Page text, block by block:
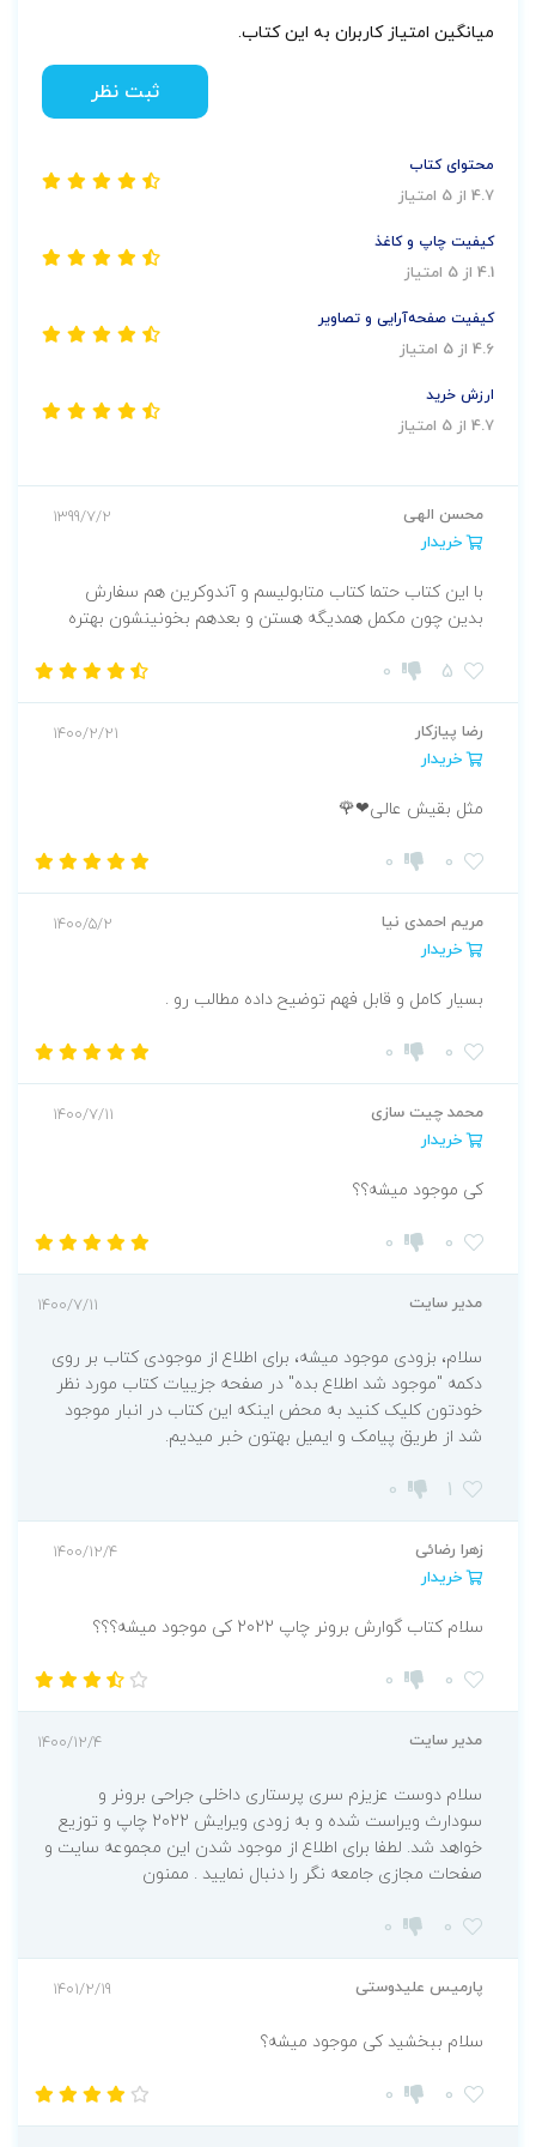
میانگین امتیاز کاربران به این کتاب.
ثبت نظر
محتوای کتاب
4.7 از 5 امتیاز
کیفیت چاپ و کاغذ
4.1 از 5 امتیاز
کیفیت صفحه‌آرایی و تصاویر
4.6 از 5 امتیاز
ارزش خرید
4.7 از 5 امتیاز
محسن الهی
خریدار
1399/7/2
با این کتاب حتما کتاب متابولیسم و آندوکرین هم سفارش
بدین چون مکمل همدیگه هستن و بعدهم بخونینشون بهتره
5
0
رضا پیازکار
خریدار
1400/2/21
مثل بقیش عالی❤🌹
0
0
مریم احمدی نیا
خریدار
1400/5/2
بسیار کامل و قابل فهم توضیح داده مطالب رو .
0
0
محمد چیت سازی
خریدار
1400/7/11
کی موجود میشه؟؟
0
0
مدیر سایت 1400/7/11
سلام، بزودی موجود میشه، برای اطلاع از موجودی کتاب بر روی
دکمه "موجود شد اطلاع بده" در صفحه جزییات کتاب مورد نظر
خودتون کلیک کنید به محض اینکه این کتاب در انبار موجود
شد از طریق پیامک و ایمیل بهتون خبر میدیم.
1
0
زهرا رضائی
خریدار
1400/12/4
سلام کتاب گوارش برونر چاپ 2022 کی موجود میشه؟؟؟
0
0
مدیر سایت 1400/12/4
سلام دوست عزیزم سری پرستاری داخلی جراحی برونر و
سودارث ویراست شده و به زودی ویرایش 2022 چاپ و توزیع
خواهد شد. لطفا برای اطلاع از موجود شدن این مجموعه سایت و
صفحات مجازی جامعه نگر را دنبال نمایید . ممنون
0
0
پارمیس علیدوستی 1401/2/19
سلام ببخشید کی موجود میشه؟
0
0